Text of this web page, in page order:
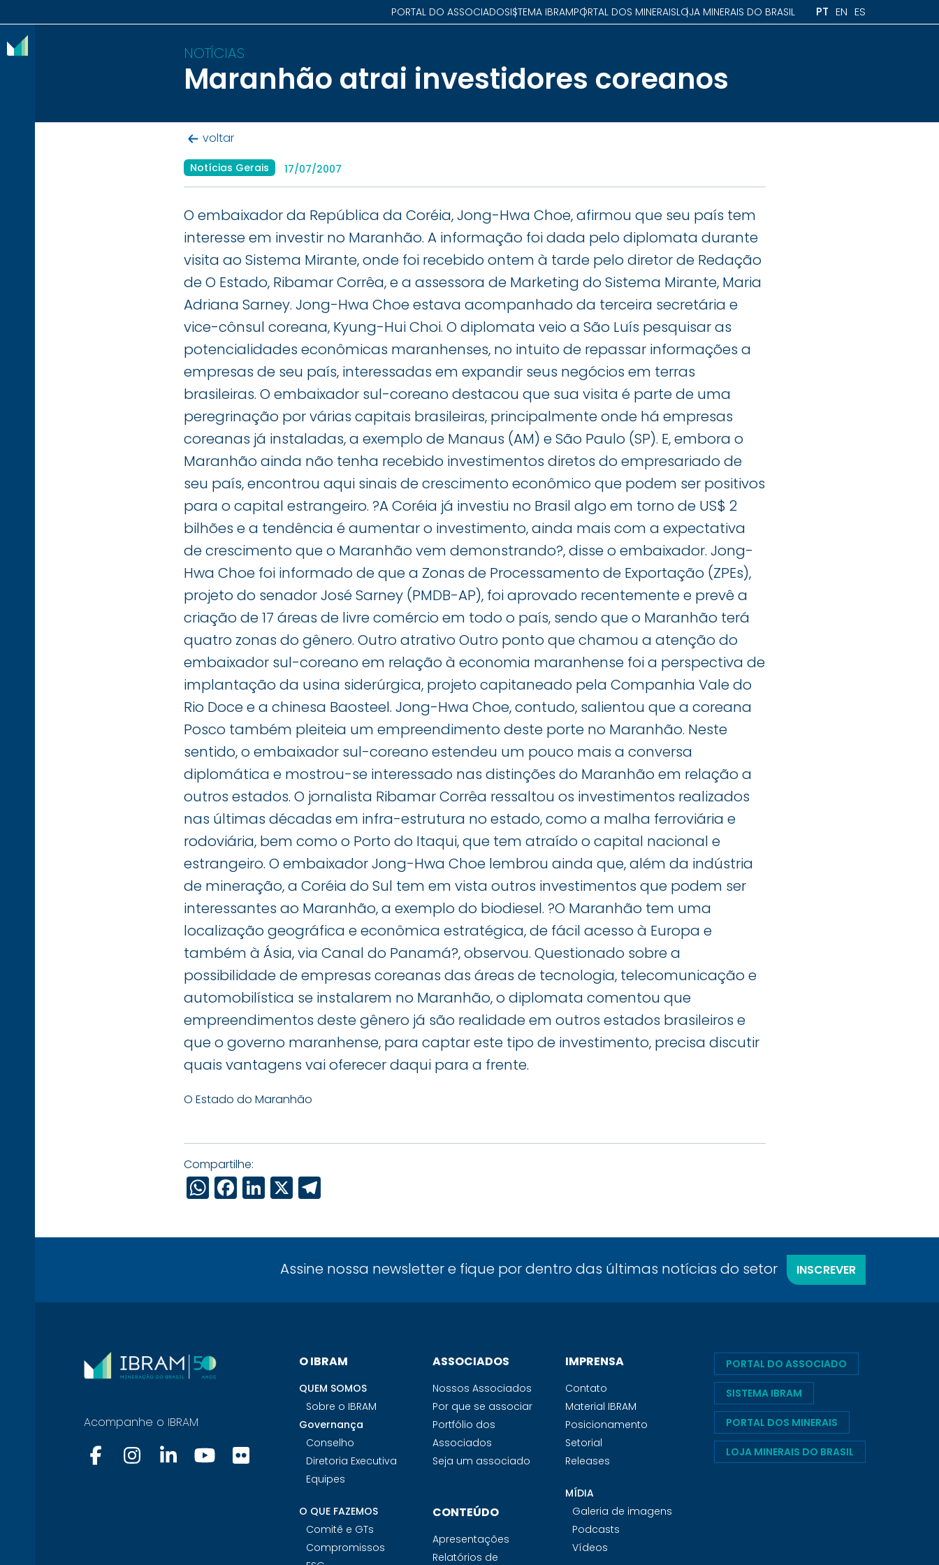
PORTAL DO ASSOCIADOSISTEMA IBRAMPORTAL DOS MINERAISLOJA MINERAIS DO BRASIL PT EN ES
NOTÍCIAS
Maranhão atrai investidores coreanos
voltar
Notícias Gerais 17/07/2007
O embaixador da República da Coréia, Jong-Hwa Choe, afirmou que seu país tem
interesse em investir no Maranhão. A informação foi dada pelo diplomata durante
visita ao Sistema Mirante, onde foi recebido ontem à tarde pelo diretor de Redação
de O Estado, Ribamar Corrêa, e a assessora de Marketing do Sistema Mirante, Maria
Adriana Sarney. Jong-Hwa Choe estava acompanhado da terceira secretária e
vice-cônsul coreana, Kyung-Hui Choi. O diplomata veio a São Luís pesquisar as
potencialidades econômicas maranhenses, no intuito de repassar informações a
empresas de seu país, interessadas em expandir seus negócios em terras
brasileiras. O embaixador sul-coreano destacou que sua visita é parte de uma
peregrinação por várias capitais brasileiras, principalmente onde há empresas
coreanas já instaladas, a exemplo de Manaus (AM) e São Paulo (SP). E, embora o
Maranhão ainda não tenha recebido investimentos diretos do empresariado de
seu país, encontrou aqui sinais de crescimento econômico que podem ser positivos
para o capital estrangeiro. ?A Coréia já investiu no Brasil algo em torno de US$ 2
bilhões e a tendência é aumentar o investimento, ainda mais com a expectativa
de crescimento que o Maranhão vem demonstrando?, disse o embaixador. Jong-
Hwa Choe foi informado de que a Zonas de Processamento de Exportação (ZPEs),
projeto do senador José Sarney (PMDB-AP), foi aprovado recentemente e prevê a
criação de 17 áreas de livre comércio em todo o país, sendo que o Maranhão terá
quatro zonas do gênero. Outro atrativo Outro ponto que chamou a atenção do
embaixador sul-coreano em relação à economia maranhense foi a perspectiva de
implantação da usina siderúrgica, projeto capitaneado pela Companhia Vale do
Rio Doce e a chinesa Baosteel. Jong-Hwa Choe, contudo, salientou que a coreana
Posco também pleiteia um empreendimento deste porte no Maranhão. Neste
sentido, o embaixador sul-coreano estendeu um pouco mais a conversa
diplomática e mostrou-se interessado nas distinções do Maranhão em relação a
outros estados. O jornalista Ribamar Corrêa ressaltou os investimentos realizados
nas últimas décadas em infra-estrutura no estado, como a malha ferroviária e
rodoviária, bem como o Porto do Itaqui, que tem atraído o capital nacional e
estrangeiro. O embaixador Jong-Hwa Choe lembrou ainda que, além da indústria
de mineração, a Coréia do Sul tem em vista outros investimentos que podem ser
interessantes ao Maranhão, a exemplo do biodiesel. ?O Maranhão tem uma
localização geográfica e econômica estratégica, de fácil acesso à Europa e
também à Ásia, via Canal do Panamá?, observou. Questionado sobre a
possibilidade de empresas coreanas das áreas de tecnologia, telecomunicação e
automobilística se instalarem no Maranhão, o diplomata comentou que
empreendimentos deste gênero já são realidade em outros estados brasileiros e
que o governo maranhense, para captar este tipo de investimento, precisa discutir
quais vantagens vai oferecer daqui para a frente.
O Estado do Maranhão
Compartilhe:
WhatsApp
Facebook
LinkedIn
X Telegram
Assine nossa newsletter e fique por dentro das últimas notícias do setor INSCREVER
Acompanhe o IBRAM
O IBRAM
QUEM SOMOS
Sobre o IBRAM
Governança
Conselho
Diretoria Executiva
Equipes
O QUE FAZEMOS
Comitê e GTs
Compromissos
ASSOCIADOS
Nossos Associados
Por que se associar
Portfólio dos
Associados
Seja um associado
CONTEÚDO
Apresentações
Relatórios de
IMPRENSA
Contato
Material IBRAM
Posicionamento
Setorial
Releases
MÍDIA
Galeria de imagens
Podcasts
Vídeos
PORTAL DO ASSOCIADO
SISTEMA IBRAM
PORTAL DOS MINERAIS
LOJA MINERAIS DO BRASIL